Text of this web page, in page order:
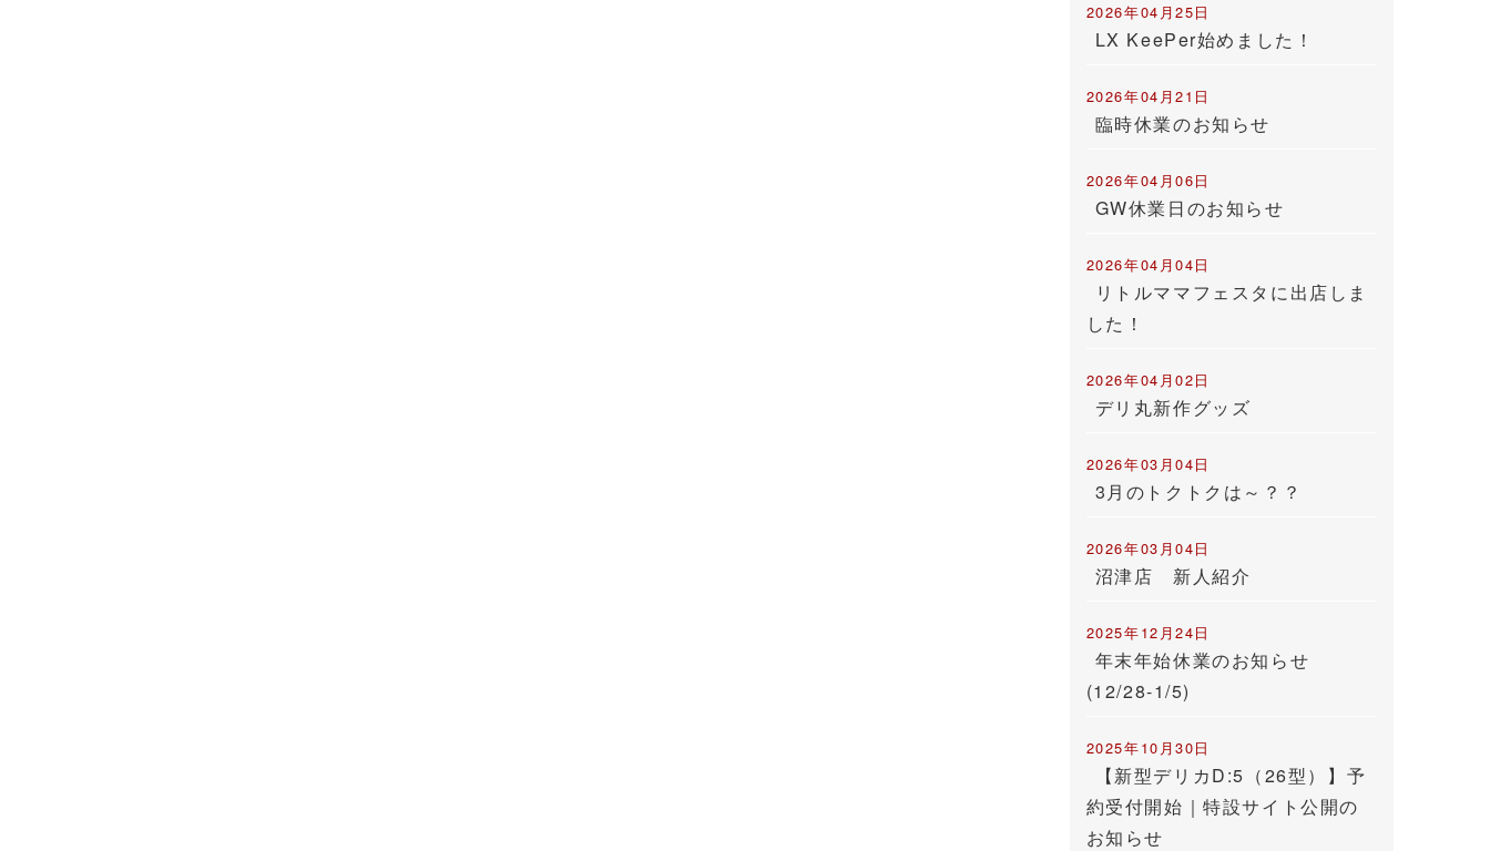
2026年04月25日
LX KeePer始めました！
2026年04月21日
臨時休業のお知らせ
2026年04月06日
GW休業日のお知らせ
2026年04月04日
リトルママフェスタに出店しま
した！
2026年04月02日
デリ丸新作グッズ
2026年03月04日
3月のトクトクは～？？
2026年03月04日
沼津店 新人紹介
2025年12月24日
年末年始休業のお知らせ
(12/28-1/5)
2025年10月30日
【新型デリカD:5（26型）】予
約受付開始｜特設サイト公開の
お知らせ